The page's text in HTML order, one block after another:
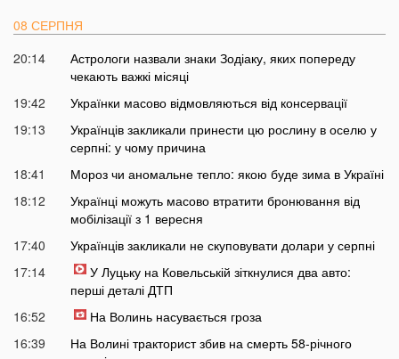
08 СЕРПНЯ
20:14
Астрологи назвали знаки Зодіаку, яких попереду
чекають важкі місяці
19:42
Українки масово відмовляються від консервації
19:13
Українців закликали принести цю рослину в оселю у
серпні: у чому причина
18:41
Мороз чи аномальне тепло: якою буде зима в Україні
18:12
Українці можуть масово втратити бронювання від
мобілізації з 1 вересня
17:40
Українців закликали не скуповувати долари у серпні
17:14
У Луцьку на Ковельській зіткнулися два авто:
перші деталі ДТП
16:52
На Волинь насувається гроза
16:39
На Волині тракторист збив на смерть 58-річного